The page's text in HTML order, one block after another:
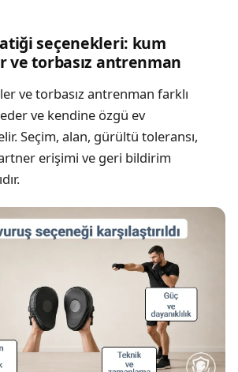
seçenekleri: kum
ve torbasız antrenman
ve torbasız antrenman farklı
ve kendine özgü ev
Seçim, alan, gürültü toleransı,
erişimi ve geri bildirim